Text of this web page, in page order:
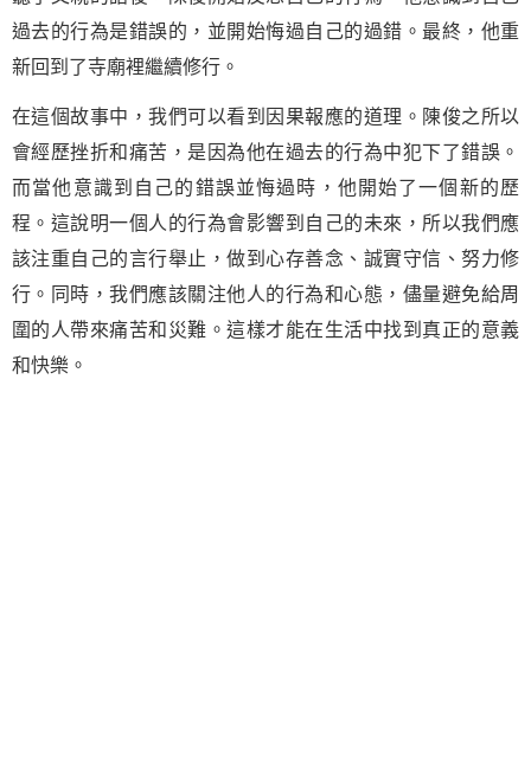
過去的行為是錯誤的，並開始悔過自己的過錯。最終，他重
新回到了寺廟裡繼續修行。
在這個故事中，我們可以看到因果報應的道理。陳俊之所以
會經歷挫折和痛苦，是因為他在過去的行為中犯下了錯誤。
而當他意識到自己的錯誤並悔過時，他開始了一個新的歷
程。這說明一個人的行為會影響到自己的未來，所以我們應
該注重自己的言行舉止，做到心存善念、誠實守信、努力修
行。同時，我們應該關注他人的行為和心態，儘量避免給周
圍的人帶來痛苦和災難。這樣才能在生活中找到真正的意義
和快樂。